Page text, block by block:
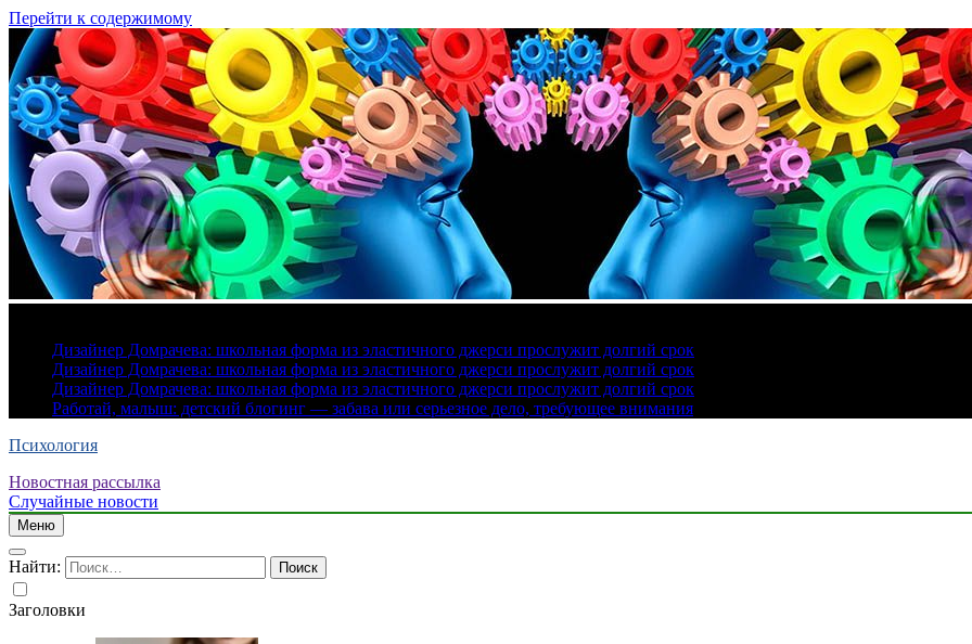
Перейти к содержимому
Дизайнер Домрачева: школьная форма из эластичного джерси прослужит долгий срок
Дизайнер Домрачева: школьная форма из эластичного джерси прослужит долгий срок
Дизайнер Домрачева: школьная форма из эластичного джерси прослужит долгий срок
Работай, малыш: детский блогинг — забава или серьезное дело, требующее внимания
Психология
Новостная рассылка
Случайные новости
Меню
Найти:
Заголовки